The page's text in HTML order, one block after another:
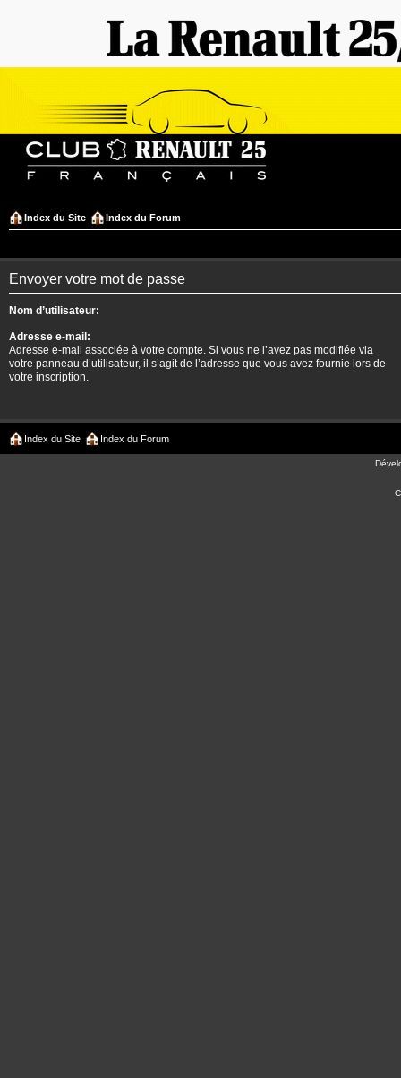
Index du Site Index du Forum
Envoyer votre mot de passe
Nom d’utilisateur:
Adresse e-mail:
Adresse e-mail associée à votre compte. Si vous ne l’avez pas modifiée via
votre panneau d’utilisateur, il s’agit de l’adresse que vous avez fournie lors de
votre inscription.
Index du Site Index du Forum